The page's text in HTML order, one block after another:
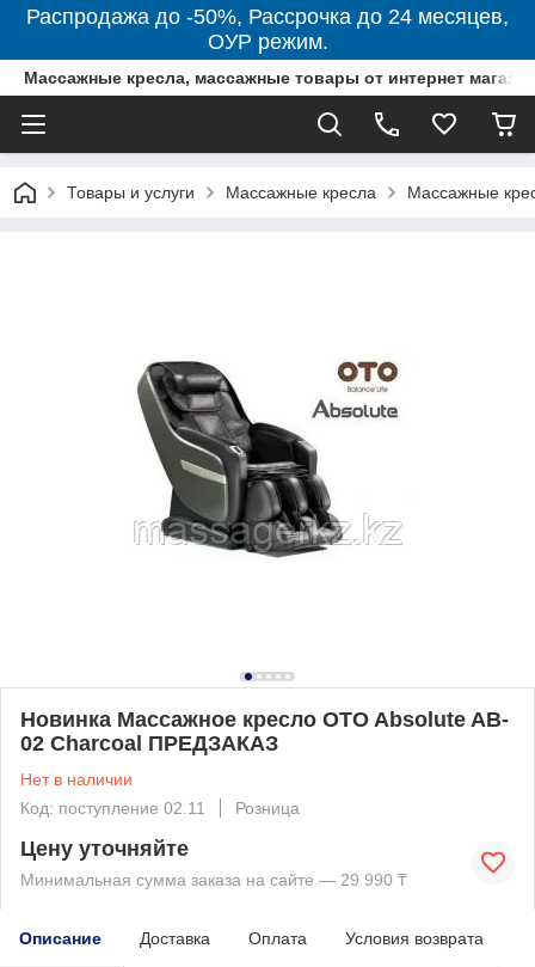
Распродажа до -50%, Рассрочка до 24 месяцев,
ОУР режим.
Массажные кресла, массажные товары от интернет
Товары и услуги Массажные кресла Массажные
Новинка Массажное кресло OTO Absolute AB-
02 Charcoal ПРЕДЗАКАЗ
Нет в наличии
Код: поступление 02.11
Розница
Цену уточняйте
Минимальная сумма заказа на сайте — 29 990 ₸
Описание Доставка Оплата Условия возврата